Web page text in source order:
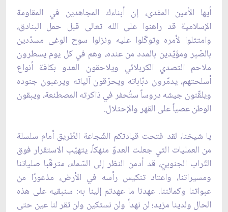
أيها الأمين المفدى، إن أبناءك المجاهدين في المقاومة
الإسلامية قد راهنوا على الله تعالى قبل حمل البنادق،
وامتثلوا لأمره وتوكّلوا عليه ونزلوا سوح الوغى مسدّدين
بالصّبر ومؤيّدين بالمدد من عنده، وهم في كل يوم يسطرون
ملاحم التصدي الكربلائي ويلاحقون العدو بكافة أنواع
أسلحتهم، يدمّرون دبّاباته ويحرّقون آلياته ويرعبون جنوده
ويلقّنون جيشه دروساً ستُحفر في ذاكرته المصطنعة، ويبقون
الوطن عصياً على القهر والإحتلال.
يا شيخنا، لقد فتحت قيادتكم الشّجاعة الطّريق أمام سلسلة
من العمليات التي جعلت العدوّ منهكاً، يتهيّب الاستقرار فوق
التّراب الجنوبيّ، قد أدمن النظر إلى السّماء، مترقّبا صلياتنا
ومسيراتنا، واعتاد تنكيس رأسه في الأرض، مذعورًا من
عبواتنا وكمائننا. عهدنا ما عهدتم إلينا به: سنبقيه على هذه
الحال ولدينا مزيد؛ لن نهدأ ولن نستكين ولن تقر لنا عين حتى